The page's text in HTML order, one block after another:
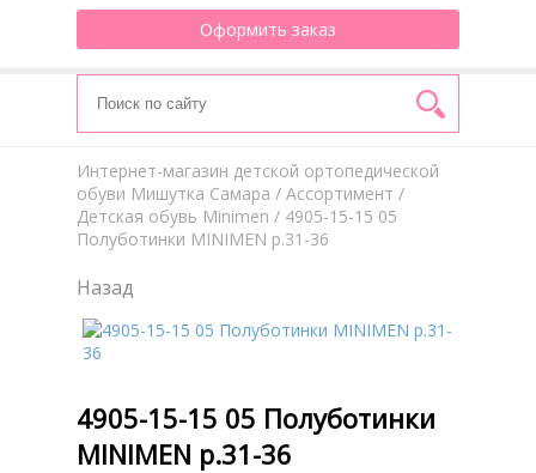
Оформить заказ
Интернет-магазин детской ортопедической
обуви Мишутка Самара / Aссортимент /
Детская обувь Minimen / 4905-15-15 05
Полуботинки MINIMEN р.31-36
Назад
4905-15-15 05 Полуботинки
MINIMEN р.31-36